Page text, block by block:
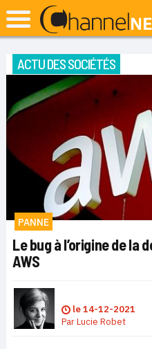
ACTU DES SOCIÉTÉS
PANNE
Le bug à l’origine de la
AWS
le14-12-2021
ParLucie Robet